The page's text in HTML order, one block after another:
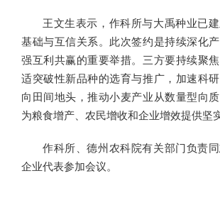
王文生表示，作科所与大禹种业已
基础与互信关系。此次签约是持续深化
强互利共赢的重要举措。三方要持续聚
适突破性新品种的选育与推广，加速科
向田间地头，推动小麦产业从数量型向
为粮食增产、农民增收和企业增效提供坚
作科所、德州农科院有关部门负责
企业代表参加会议。